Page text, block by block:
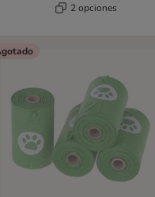
2 opciones